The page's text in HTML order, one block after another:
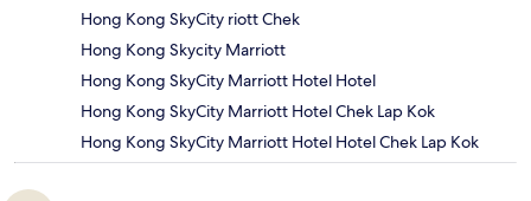
Hong Kong SkyCity riott Chek
Hong Kong Skycity Marriott
Hong Kong SkyCity Marriott Hotel Hotel
Hong Kong SkyCity Marriott Hotel Chek Lap Kok
Hong Kong SkyCity Marriott Hotel Hotel Chek Lap Kok